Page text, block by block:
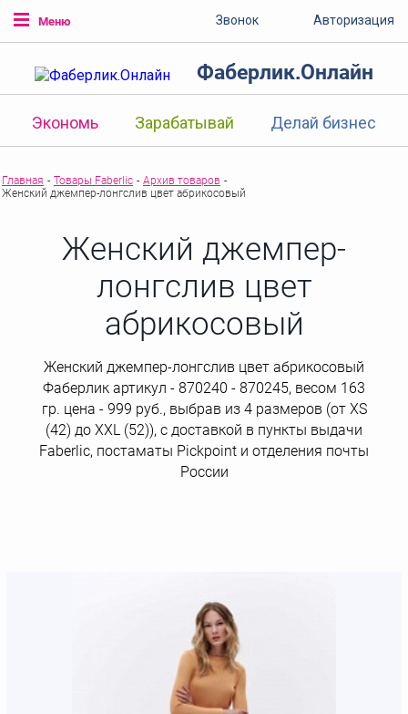
Меню Звонок Авторизация
Фаберлик.Онлайн
Экономь Зарабатывай Делай бизнес
Главная - Товары Faberlic - Архив товаров -
Женский джемпер-лонгслив цвет абрикосовый
Женский джемпер-
лонгслив цвет
абрикосовый
Женский джемпер-лонгслив цвет абрикосовый
Фаберлик артикул - 870240 - 870245, весом 163
гр. цена - 999 руб., выбрав из 4 размеров (от XS
(42) до XXL (52)), с доставкой в пункты выдачи
Faberlic, постаматы Рickpoint и отделения почты
России